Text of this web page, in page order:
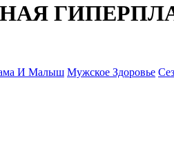
И Малыш Мужское Здоровье